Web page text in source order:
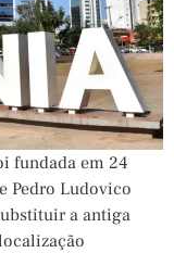
fundada em 24
Pedro Ludovico
a antiga